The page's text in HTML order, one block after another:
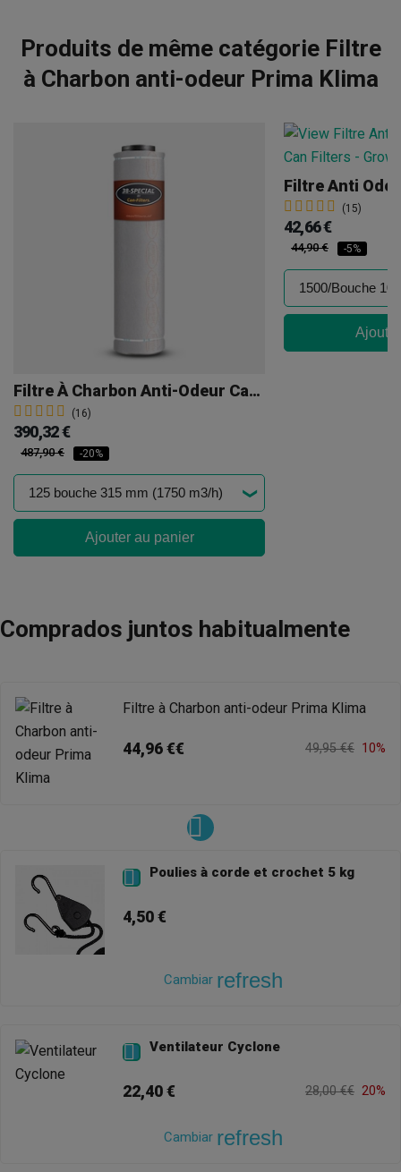
Produits de même catégorie Filtre
à Charbon anti-odeur Prima Klima
Filtre À Charbon Anti-Odeur Can Filters Special
(16)
390,32 €
487,90 € -20%
Ajouter au panier
(15)
42,66 €
44,90 € -5%
Comprados juntos habitualmente
Filtre à Charbon anti-odeur Prima Klima
44,96 €€ 49,95 €€ 10%
 Poulies à corde et crochet 5 kg
4,50 €
Cambiar refresh
 Ventilateur Cyclone
22,40 € 28,00 €€ 20%
Cambiar refresh